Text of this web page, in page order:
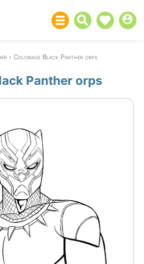
Coloriage Black Panther orps
Panther orps